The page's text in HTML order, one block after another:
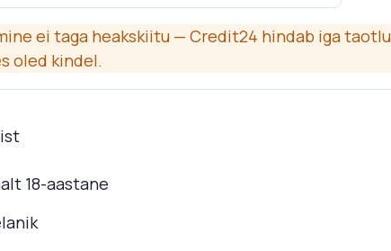
ei taga heakskiitu — Credit24 hindab iga
oled kindel.
18-aastane